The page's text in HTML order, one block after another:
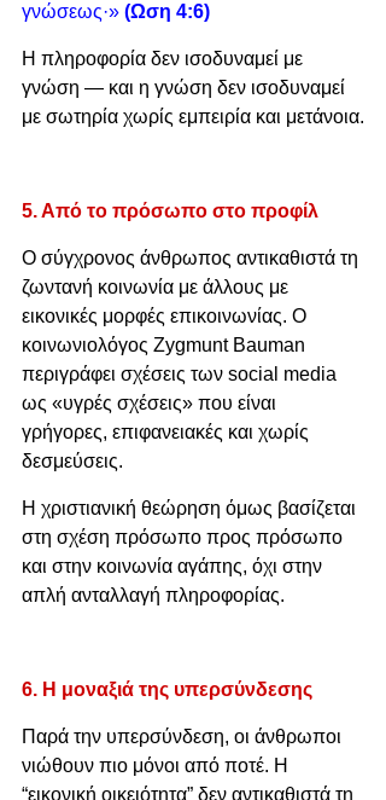
γνώσεως·» (Ωση 4:6)
Η πληροφορία δεν ισοδυναμεί με
γνώση — και η γνώση δεν ισοδυναμεί
με σωτηρία χωρίς εμπειρία και μετάνοια.
5. Από το πρόσωπο στο προφίλ
Ο σύγχρονος άνθρωπος αντικαθιστά τη
ζωντανή κοινωνία με άλλους με
εικονικές μορφές επικοινωνίας. Ο
κοινωνιολόγος Zygmunt Bauman
περιγράφει σχέσεις των social media
ως «υγρές σχέσεις» που είναι
γρήγορες, επιφανειακές και χωρίς
δεσμεύσεις.
Η χριστιανική θεώρηση όμως βασίζεται
στη σχέση πρόσωπο προς πρόσωπο
και στην κοινωνία αγάπης, όχι στην
απλή ανταλλαγή πληροφορίας.
6. Η μοναξιά της υπερσύνδεσης
Παρά την υπερσύνδεση, οι άνθρωποι
νιώθουν πιο μόνοι από ποτέ. Η
“εικονική οικειότητα” δεν αντικαθιστά τη